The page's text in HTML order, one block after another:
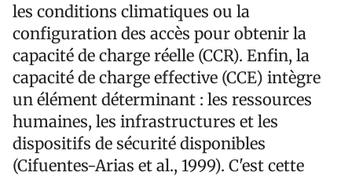
les conditions climatiques ou la
configuration des accès pour obtenir la
capacité de charge réelle (CCR). Enfin, la
capacité de charge effective (CCE) intègre
un élément déterminant : les ressources
humaines, les infrastructures et les
dispositifs de sécurité disponibles
(Cifuentes-Arias et al., 1999). C'est cette